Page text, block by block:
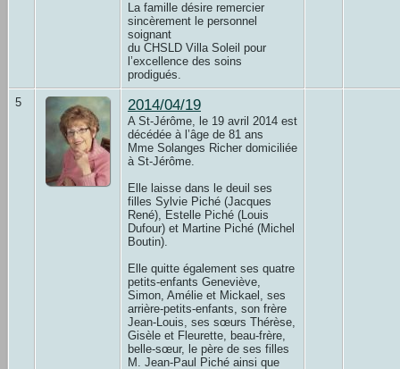
La famille désire remercier
sincèrement le personnel
soignant
du CHSLD Villa Soleil pour
l’excellence des soins
prodigués.
5 2014/04/19
A St-Jérôme, le 19 avril 2014 est
décédée à l’âge de 81 ans
Mme Solanges Richer domiciliée
à St-Jérôme.
Elle laisse dans le deuil ses
filles Sylvie Piché (Jacques
René), Estelle Piché (Louis
Dufour) et Martine Piché (Michel
Boutin).
Elle quitte également ses quatre
petits-enfants Geneviève,
Simon, Amélie et Mickael, ses
arrière-petits-enfants, son frère
Jean-Louis, ses sœurs Thérèse,
Gisèle et Fleurette, beau-frère,
belle-sœur, le père de ses filles
M. Jean-Paul Piché ainsi que